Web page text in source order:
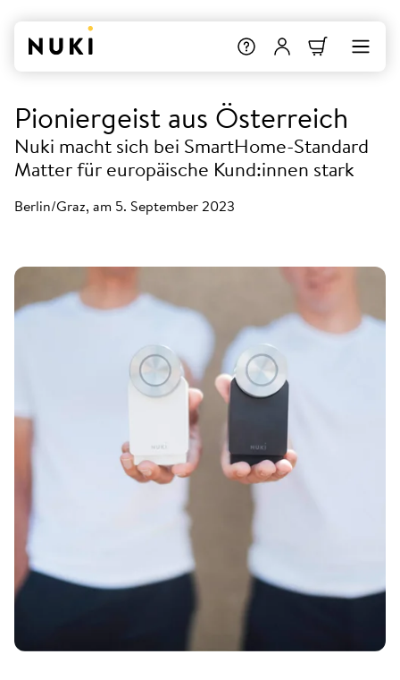
Pioniergeist aus Österreich
Nuki macht sich bei SmartHome-Standard
Matter für europäische Kund:innen stark
Berlin/Graz, am 5. September 2023